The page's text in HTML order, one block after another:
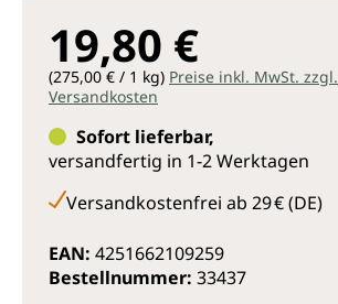
19,80 €
(275,00 € / 1 kg) Preise inkl. MwSt. zzgl.
Versandkosten
Sofort lieferbar,
versandfertig in 1-2 Werktagen
Versandkostenfrei ab 29 € (DE)
EAN: 4251662109259
Bestellnummer: 33437